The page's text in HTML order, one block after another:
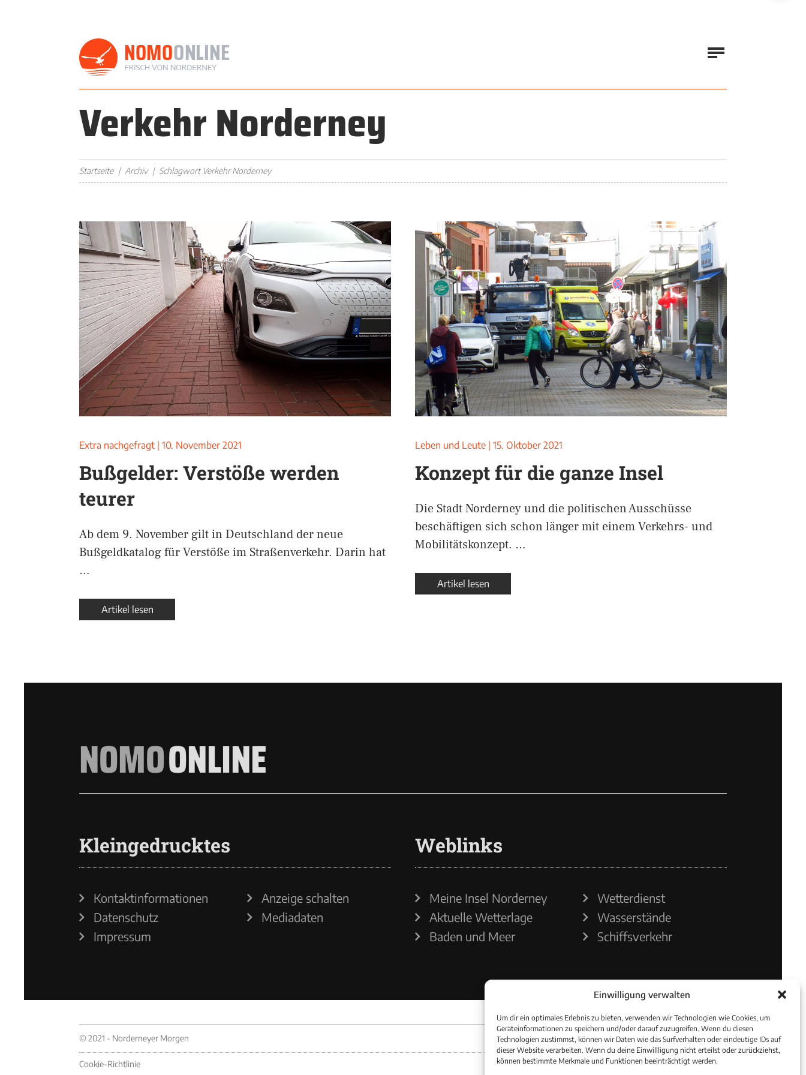
Einwilligung verwalten
Um dir ein optimales Erlebnis zu bieten, verwenden wir Technologien wie Cookies, um
Geräteinformationen zu speichern und/oder darauf zuzugreifen. Wenn du diesen
Technologien zustimmst, können wir Daten wie das Surfverhalten oder eindeutige IDs auf
dieser Website verarbeiten. Wenn du deine Einwillligung nicht erteilst oder zurückziehst,
können bestimmte Merkmale und Funktionen beeinträchtigt werden.
Verkehr Norderney
Startseite Archiv Schlagwort Verkehr Norderney
Extra nachgefragt 10. November 2021
Bußgelder: Verstöße werden
teurer
Ab dem 9. November gilt in Deutschland der neue
Bußgeldkatalog für Verstöße im Straßenverkehr. Darin hat
…
Artikel lesen
Leben und Leute 15. Oktober 2021
Konzept für die ganze Insel
Die Stadt Norderney und die politischen Ausschüsse
beschäftigen sich schon länger mit einem Verkehrs- und
Mobilitätskonzept. …
Artikel lesen
NOMOONLINE
Kleingedrucktes
Kontaktinformationen
Datenschutz
Impressum
Anzeige schalten
Mediadaten
Weblinks
Meine Insel Norderney
Aktuelle Wetterlage
Baden und Meer
Wetterdienst
Wasserstände
Schiffsverkehr
© 2021 - Norderneyer Morgen
Cookie-Richtlinie